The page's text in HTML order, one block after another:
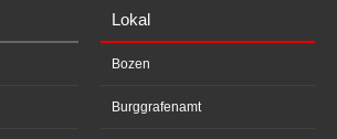
Lokal
Bozen
Burggrafenamt